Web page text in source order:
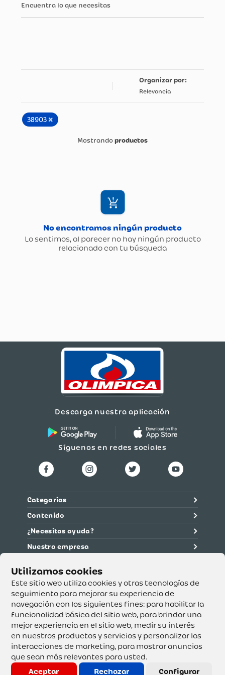
Este sitio web utiliza cookies y otras tecnologías de
seguimiento para mejorar su experiencia de
navegación con los siguientes fines: para habilitar la
funcionalidad básica del sitio web, para brindar una
mejor experiencia en el sitio web, medir su interés
en nuestros productos y servicios y personalizar las
interacciones de marketing, para mostrar anuncios
que sean más relevantes para usted.
Aceptar
Rechazar Configurar
Encuentra lo que necesitas
Relevancia
38903 ×
productos
Descarga nuestra aplicación
Síguenos en redes sociales
Categorías
Contenido
¿Necesitas ayuda?
Nuestra empresa
Supertiendas y Drogería Olímpica S.A. - Nit 890.107.487 -
Dirección de notificación: Calle 53 No. 46-192 local 3-01
Teléfono: 3232540999 - Correo:
servicioalcliente@olimpica.com.co
Copyright o Actualización 2023 OLÍMPICA S.A. Derechos
Reservados.